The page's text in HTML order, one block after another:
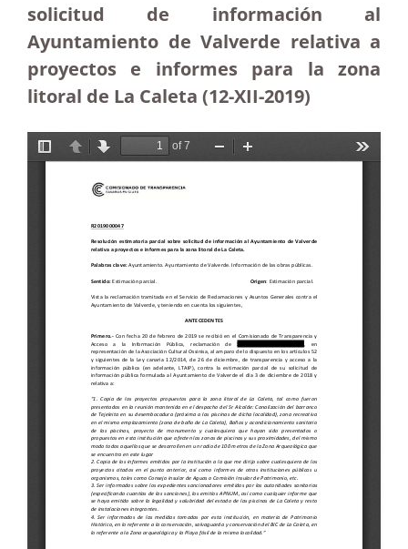
solicitud de información al
Ayuntamiento de Valverde relativa a
proyectos e informes para la zona
litoral de La Caleta (12-XII-2019)